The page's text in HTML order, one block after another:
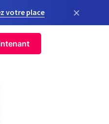
votre place ×